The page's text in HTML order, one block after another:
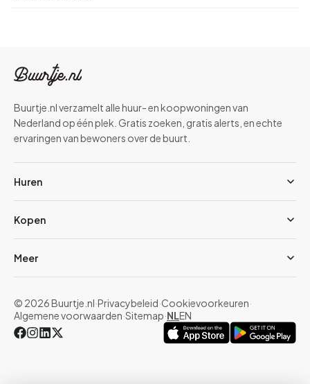
Buurtje.nl verzamelt alle huur- en koopwoningen van
Nederland op één plek. Gratis zoeken, gratis alerts, en echte
ervaringen van bewoners over de buurt.
Huren
Kopen
Meer
© 2026 Buurtje.nl·Privacybeleid·Cookievoorkeuren·
Algemene voorwaarden·Sitemap·NLEN